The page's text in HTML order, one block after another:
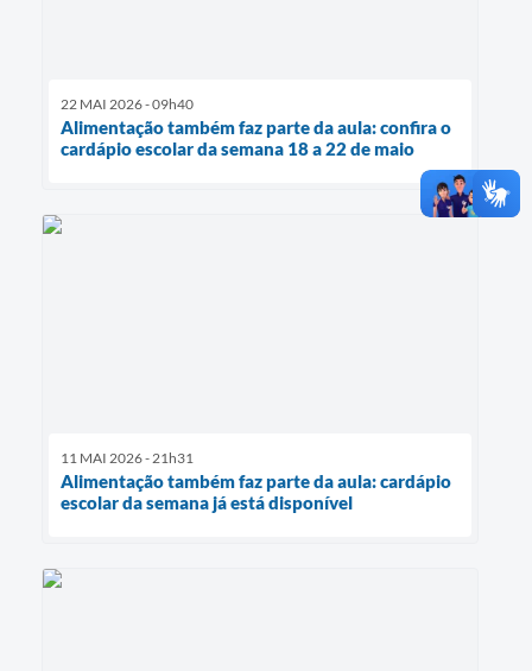
22 MAI 2026 - 09h40
Alimentação também faz parte da aula: confira o
cardápio escolar da semana 18 a 22 de maio
11 MAI 2026 - 21h31
Alimentação também faz parte da aula: cardápio
escolar da semana já está disponível